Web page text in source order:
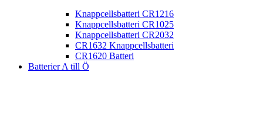
Knappcellsbatteri CR1216
Knappcellsbatteri CR1025
Knappcellsbatteri CR2032
CR1632 Knappcellsbatteri
CR1620 Batteri
Batterier A till Ö